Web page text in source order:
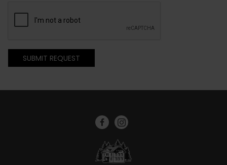
SUBMIT REQUEST
FacebookInstagram